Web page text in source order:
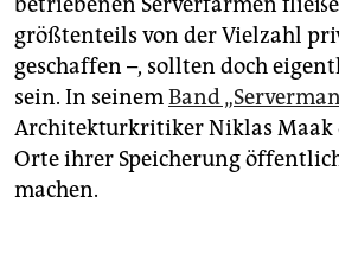
größtenteils von der Vielzahl
geschaffen –, sollten doch
sein. In seinemBand
Architekturkritiker Nik­las Maak
Orte ihrer Speicherung
machen.